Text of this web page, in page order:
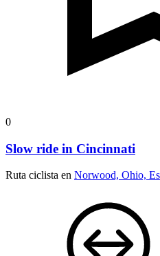
0
Slow ride in Cincinnati
Ruta ciclista en Norwood, Ohio,